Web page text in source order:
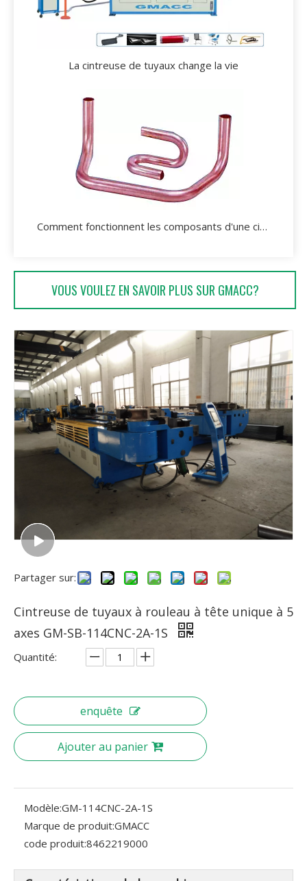
La cintreuse de tuyaux change la vie
Comment fonctionnent les composants d'une cintreuse de tubes?
VOUS VOULEZ EN SAVOIR PLUS SUR GMACC?
Partager sur:
Cintreuse de tuyaux à rouleau à tête unique à 5
axes GM-SB-114CNC-2A-1S
Quantité:
enquête
Ajouter au panier
Modèle:GM-114CNC-2A-1S
Marque de produit:GMACC
code produit:8462219000